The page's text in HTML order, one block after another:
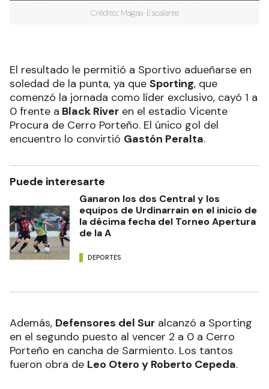
Crédito.: Magaa Escalante
El resultado le permitió a Sportivo adueñarse en
soledad de la punta, ya que Sporting, que
comenzó la jornada como líder exclusivo, cayó 1 a
0 frente a Black River en el estadio Vicente
Procura de Cerro Porteño. El único gol del
encuentro lo convirtió Gastón Peralta.
Puede interesarte
Ganaron los dos Central y los
equipos de Urdinarrain en el inicio de
la décima fecha del Torneo Apertura
de la A
DEPORTES
Además, Defensores del Sur alcanzó a Sporting
en el segundo puesto al vencer 2 a 0 a Cerro
Porteño en cancha de Sarmiento. Los tantos
fueron obra de Leo Otero y Roberto Cepeda.